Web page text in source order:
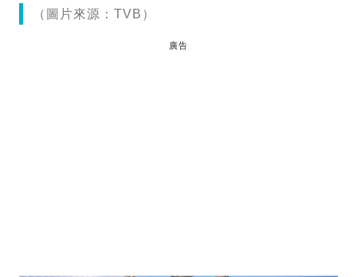
（圖片來源：TVB）
廣告